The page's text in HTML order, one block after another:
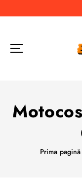
a
Prima pagină